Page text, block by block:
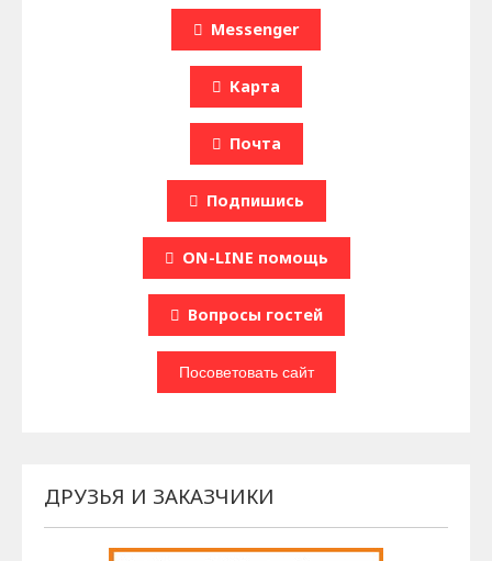
Messenger
Карта
Почта
Подпишись
ON-LINE помощь
Вопроcы гостей
ДРУЗЬЯ И ЗАКАЗЧИКИ